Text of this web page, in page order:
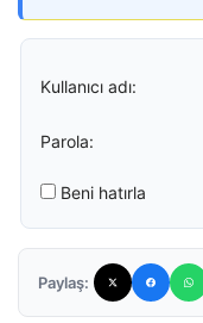
Kullanıcı adı:
Parola:
Beni hatırla
Paylaş: